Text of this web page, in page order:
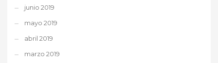
junio 2019
mayo 2019
abril 2019
marzo 2019